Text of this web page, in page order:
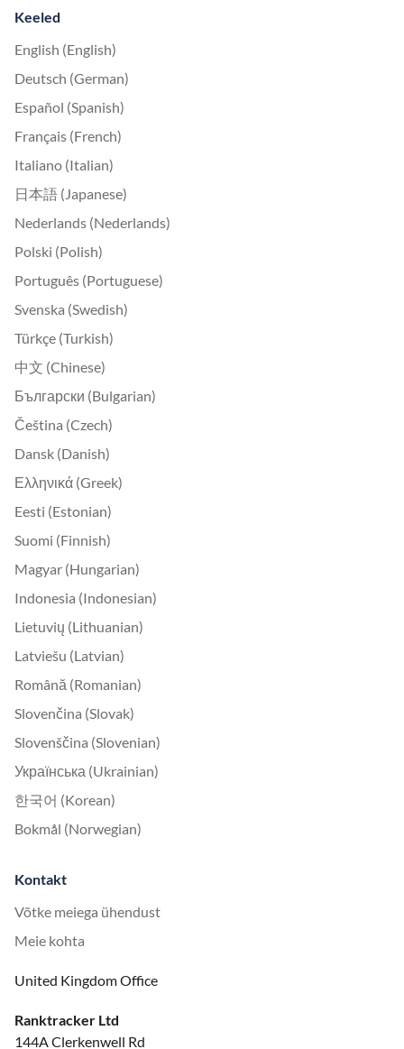
Keeled
English (English)
Deutsch (German)
Español (Spanish)
Français (French)
Italiano (Italian)
日本語 (Japanese)
Nederlands (Nederlands)
Polski (Polish)
Português (Portuguese)
Svenska (Swedish)
Türkçe (Turkish)
中文 (Chinese)
Български (Bulgarian)
Čeština (Czech)
Dansk (Danish)
Ελληνικά (Greek)
Eesti (Estonian)
Suomi (Finnish)
Magyar (Hungarian)
Indonesia (Indonesian)
Lietuvių (Lithuanian)
Latviešu (Latvian)
Română (Romanian)
Slovenčina (Slovak)
Slovenščina (Slovenian)
Українська (Ukrainian)
한국어 (Korean)
Bokmål (Norwegian)
Kontakt
Võtke meiega ühendust
Meie kohta
United Kingdom Office
Ranktracker Ltd
144A Clerkenwell Rd